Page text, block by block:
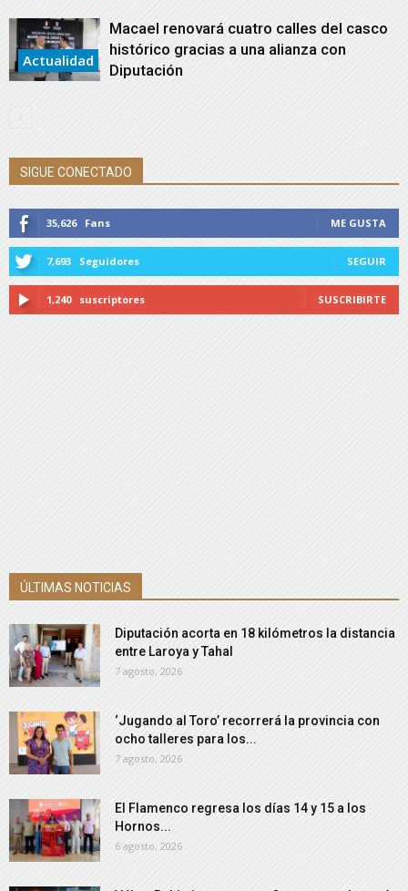
Actualidad
Macael renovará cuatro calles del casco
histórico gracias a una alianza con
Diputación
SIGUE CONECTADO
35,626 Fans ME GUSTA
7,693 Seguidores SEGUIR
1,240 suscriptores SUSCRIBIRTE
ÚLTIMAS NOTICIAS
Diputación acorta en 18 kilómetros la distancia
entre Laroya y Tahal
7 agosto, 2026
‘Jugando al Toro’ recorrerá la provincia con
ocho talleres para los...
7 agosto, 2026
El Flamenco regresa los días 14 y 15 a los
Hornos...
6 agosto, 2026